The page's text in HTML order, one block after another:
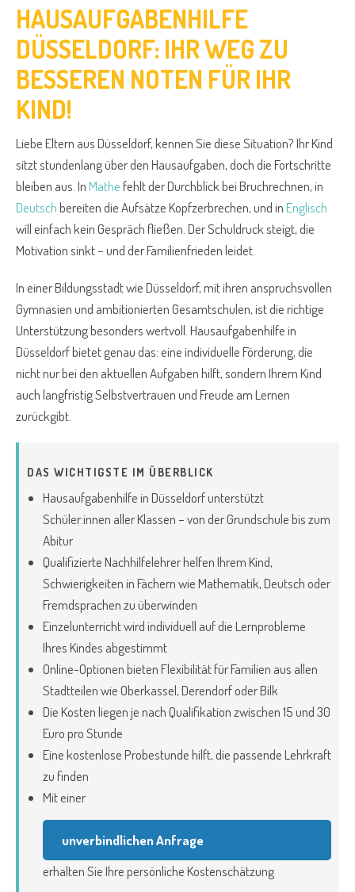
HAUSAUFGABENHILFE
DÜSSELDORF: IHR WEG ZU
BESSEREN NOTEN FÜR IHR
KIND!
Liebe Eltern aus Düsseldorf, kennen Sie diese Situation? Ihr Kind
sitzt stundenlang über den Hausaufgaben, doch die Fortschritte
bleiben aus. InMathefehlt der Durchblick bei Bruchrechnen, in
Deutschbereiten die Aufsätze Kopfzerbrechen, und inEnglisch
will einfach kein Gespräch fließen. Der Schuldruck steigt, die
Motivation sinkt – und der Familienfrieden leidet.
In einer Bildungsstadt wie Düsseldorf, mit ihren anspruchsvollen
Gymnasien und ambitionierten Gesamtschulen, ist die richtige
Unterstützung besonders wertvoll. Hausaufgabenhilfe in
Düsseldorf bietet genau das: eine individuelle Förderung, die
nicht nur bei den aktuellen Aufgaben hilft, sondern Ihrem Kind
auch langfristig Selbstvertrauen und Freude am Lernen
zurückgibt.
DAS WICHTIGSTE IM ÜBERBLICK
Hausaufgabenhilfe in Düsseldorf unterstützt
Schüler:innen aller Klassen – von der Grundschule bis zum
Abitur
Qualifizierte Nachhilfelehrer helfen Ihrem Kind,
Schwierigkeiten in Fächern wie Mathematik, Deutsch oder
Fremdsprachen zu überwinden
Einzelunterricht wird individuell auf die Lernprobleme
Ihres Kindes abgestimmt
Online-Optionen bieten Flexibilität für Familien aus allen
Stadtteilen wie Oberkassel, Derendorf oder Bilk
Die Kosten liegen je nach Qualifikation zwischen 15 und 30
Euro pro Stunde
Eine kostenlose Probestunde hilft, die passende Lehrkraft
zu finden
Mit einer
unverbindlichen Anfrage
erhalten Sie Ihre persönliche Kostenschätzung